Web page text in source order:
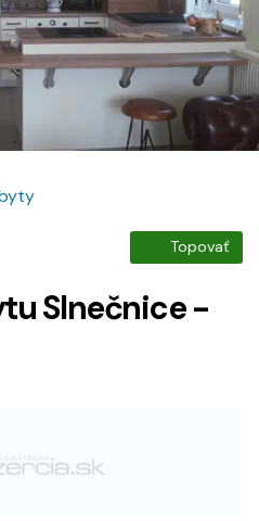
Topovať
Slnečnice -